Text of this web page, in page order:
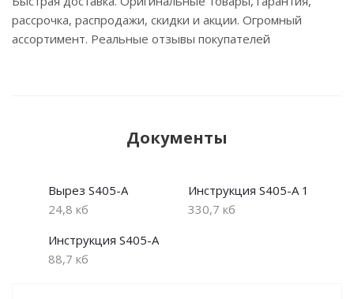
рассрочка, распродажи, скидки и акции. Огромный
ассортимент. Реальные отзывы покупателей
Документы
Вырез S405-A
24,8 кб
Инструкция S405-A 1
330,7 кб
Инструкция S405-A
88,7 кб